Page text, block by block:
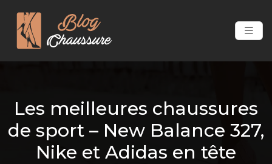
Les meilleures chaussures
de sport – New Balance 327,
Nike et Adidas en tête